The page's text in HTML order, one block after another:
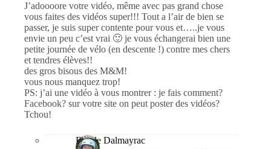
J’adoooore votre vidéo, même avec pas grand chose
vous faites des vidéos super!!! Tout a l’air de bien se
passer, je suis super contente pour vous et…..je vous
envie un peu c’est vrai 🙂 je vous échangerai bien une
petite journée de vélo (en descente !) contre mes chers
et tendres élèves!!
des gros bisous des M&M!
vous nous manquez trop!
PS: j’ai une vidéo à vous montrer : je fais comment?
Facebook? sur votre site on peut poster des vidéos?
Tchou!
Estelle Dalmayrac